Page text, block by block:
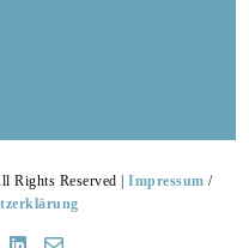
Rights Reserved |Impressum /